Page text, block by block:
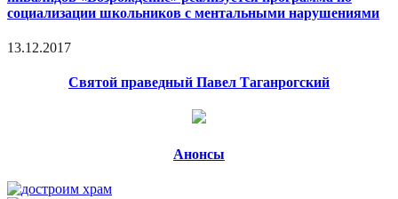
социализации школьников с ментальными нарушениями
13.12.2017
Святой праведный Павел Таганрогский
Анонсы